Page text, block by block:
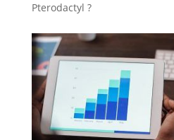
Pterodactyl ?